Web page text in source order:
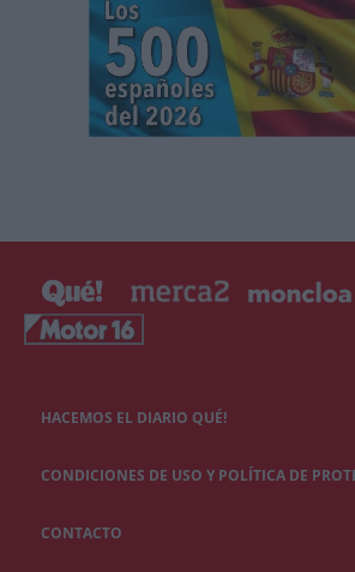
HACEMOS EL DIARIO QUÉ!
CONDICIONES DE USO Y POLÍTICA DE
CONTACTO